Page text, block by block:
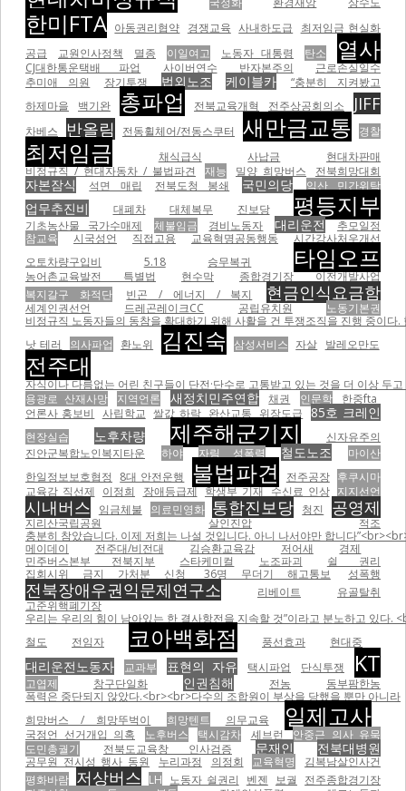
한미FTA 아동권리협약 경쟁교육 사내하도급
최저임금 현실화
공급
교원인사정책 멸종 이일여고 노동자 대통령 탄소 열사
CJ대한통운택배 파업 사이버연수 반자본주의
근로손실일수
추미애 의원
장기투쟁 법외노조 케이블카
“충분히 지켜봤고
하제마을
백기완 총파업 전북교육개혁 전주상공회의소 JIFF
차베스 반올림 전동휠체어/전동스쿠터 새만금교통 경찰
최저임금 채식급식 사납금
현대차판매
비정규직 / 현대자동차 / 불법파견
재능 밀양 희망버스 전북희망대회
자본잠식 석면 매립 전북도청 봉쇄 국민의당 익산 민간위탁
업무추진비 대폐차 대체복무 진보당 평등지부
기초농산물 국가수매제 체불임금 경비노동자 대리운전
추모일정
참교육
시국성언 직접고용 교육혁명공동행동
시간강사처우개선
오토차량구입비
5.18 승무복귀 타임오프
농어촌교육발전 특별법 현수막
종합경기장 이전개발사업
복지갈구 화적단
빈곤 / 에너지 / 복지 현금인식요금함
세계인권선언 드레곤레이크CC 공립유치원
노동기본권
비정규직 노동자들의 동참을 확대하기 위해 사활을 건 투쟁조직을 진행 중이다.
낫 테러
의사파업 환노위 김진숙 삼성서비스 자살 발레오만도
전주대
자식이나 다름없는 어린 친구들이 단전·단수로 고통받고 있는 것을 더 이상
용광로 산재사망
지역언론 새정치민주연합 채권 인문학
한중fta
언론사 홍보비
사립학교 쌀값 하락 완산교통 위장도급 85호 크레인
현장실습 노후차량 제주해군기지
신자유주의
진안군복합노인복지타운
하야 자림 성폭력 철도노조
마이산
한일정보보호협정 8대 안전운행 불법파견 전주공장 후쿠시마
교육감 직선제 이정희 장애등급제 학생부 기재 수신료 인상 지지선언
시내버스 임금체불 의료민영화 통합진보당 청진 공영제
지리산국립공원 살인진압
적조
충분히 참았습니다. 이제 저희는 나설 것입니다. 아니 나서야만 합니다
메이데이
전주대/비전대 김승환교육감 저어새
경제
민주버스본부 전북지부
스타케미컬 노조파괴
쉴 권리
집회시위 금지 가처분 신청
36명 무더기 해고통보 성폭행
전북장애우권익문제연구소 리베이트
유골탈취
고준위핵폐기장
우리는 우리의 힘이 남아있는 한 결사항전을 지속할 것”이라고 분노하고 있다.
철도
전임자 코아백화점 풍선효과 현대중
대리운전노동자 교과부 표현의 자유 택시파업 단식투쟁 KT
고엽제 창구단일화 인권침해 전농
동부팜한농
폭력은 중단되지 않았다.<br><br>다수의 조합원이 부상을 당했을 뿐만 아니라
희망버스 / 희망뚜벅이
희망텐트 의무교육 일제고사
국정언 선거개입 의혹 노후버스 택시감차 셰브런
안중근 의사 유묵
도민총궐기
전북도교육창 인사검증 문재인 전북대병원
공무원 전시성 행사 동원 누리과정 의정회 교육혁명
김복남살인사건
평화바람 저상버스 LH 노동자 쉴권리 벤젠 보궐
전주종합경기장